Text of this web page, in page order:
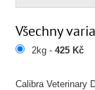
Calibra Veterinary
Všechny
2kg -425 Kč